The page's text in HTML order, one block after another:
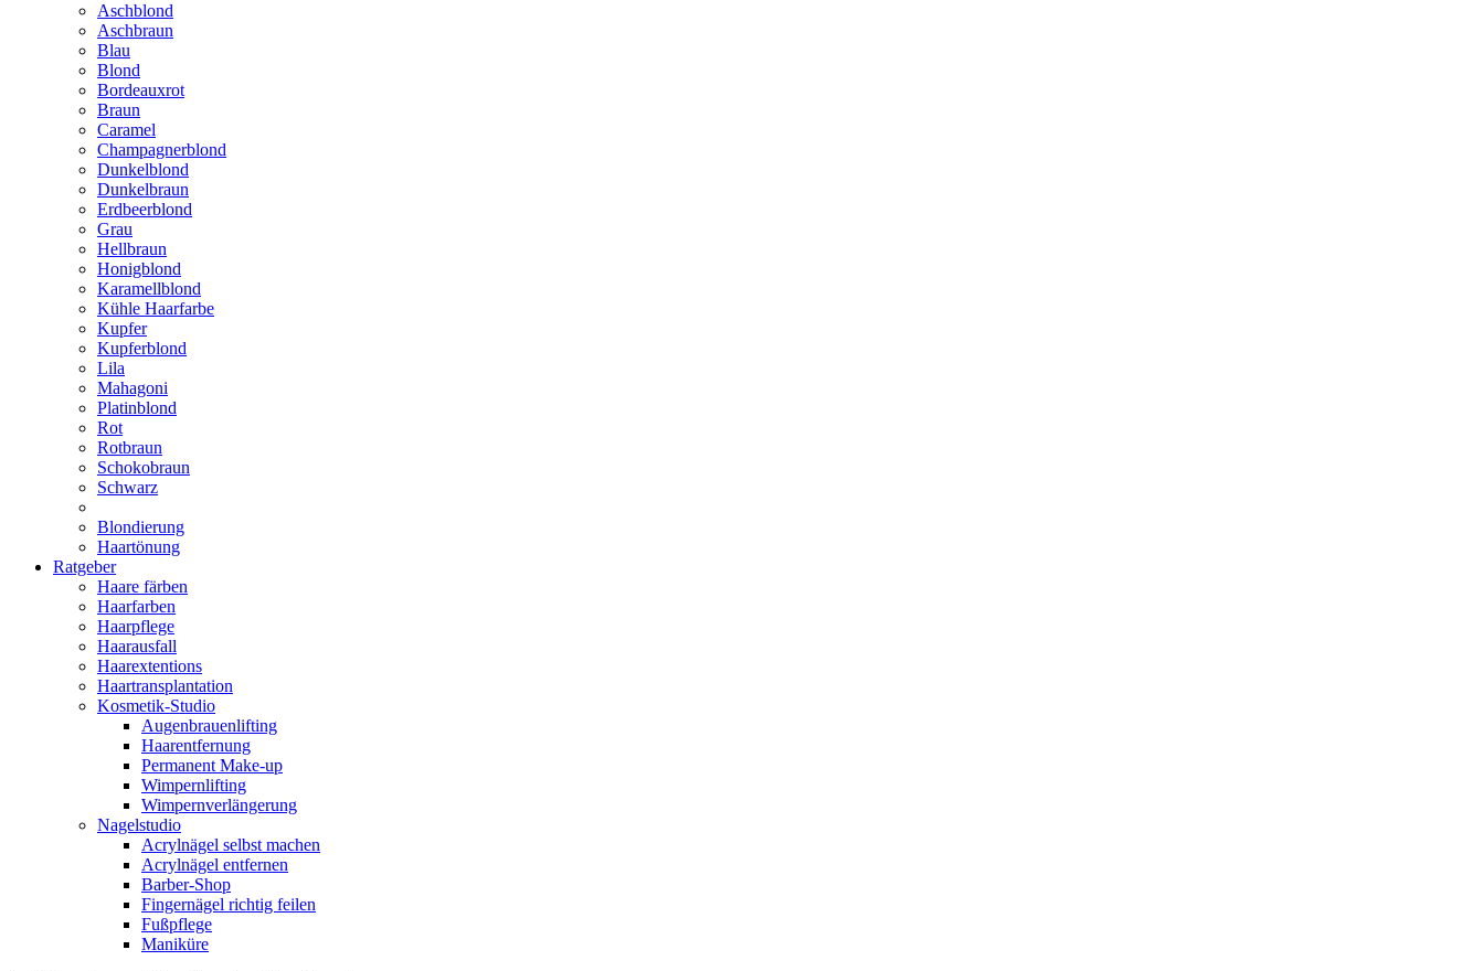
Aschblond
Aschbraun
Blau
Blond
Bordeauxrot
Braun
Caramel
Champagnerblond
Dunkelblond
Dunkelbraun
Erdbeerblond
Grau
Hellbraun
Honigblond
Karamellblond
Kühle Haarfarbe
Kupfer
Kupferblond
Lila
Mahagoni
Platinblond
Rot
Rotbraun
Schokobraun
Schwarz
Blondierung
Haartönung
Ratgeber
Haare färben
Haarfarben
Haarpflege
Haarausfall
Haarextentions
Haartransplantation
Kosmetik-Studio
Augenbrauenlifting
Haarentfernung
Permanent Make-up
Wimpernlifting
Wimpernverlängerung
Nagelstudio
Acrylnägel selbst machen
Acrylnägel entfernen
Barber-Shop
Fingernägel richtig feilen
Fußpflege
Maniküre